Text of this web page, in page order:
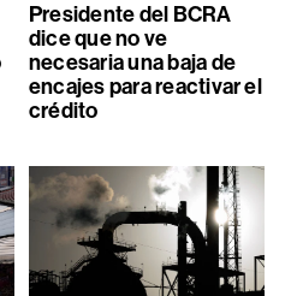
Presidente del BCRA
dice que no ve
necesaria una baja de
encajes para reactivar el
crédito